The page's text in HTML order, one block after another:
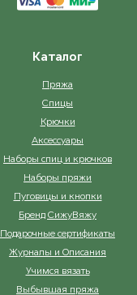
Каталог
Пряжа
Спицы
Крючки
Аксессуары
Наборы спиц и крючков
Наборы пряжи
Пуговицы и кнопки
Бренд СижуВяжу
Подарочные сертификаты
Журналы и Описания
Учимся вязать
Выбывшая пряжа